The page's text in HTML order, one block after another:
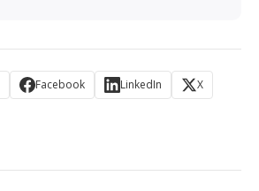
Facebook LinkedIn
X